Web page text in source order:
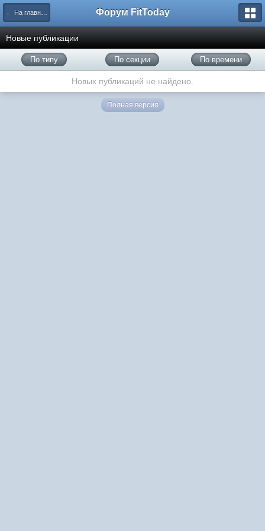
← На главную Форум FitToday
Новые публикации
По типу По секции По времени
Новых публикаций не найдено.
Полная версия